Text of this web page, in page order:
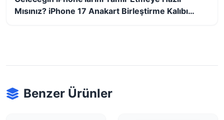
Mısınız? iPhone 17 Anakart Birleştirme Kalıbı
Benzer Ürünler